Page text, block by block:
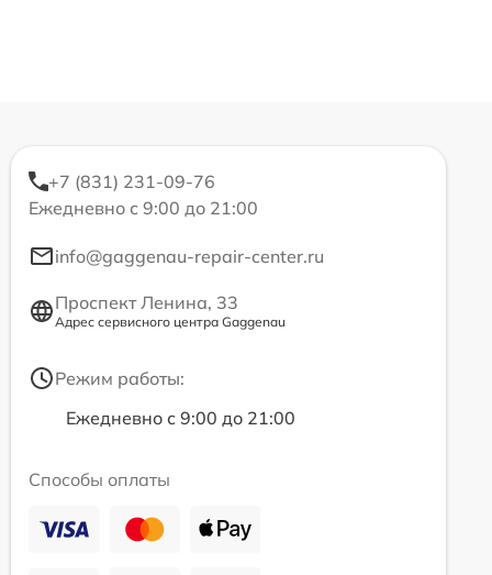
+7 (831) 231-09-76
Ежедневно с 9:00 до 21:00
info@gaggenau-repair-center.ru
Проспект Ленина, 33
Адрес сервисного центра Gaggenau
Режим работы:
Ежедневно с 9:00 до 21:00
Способы оплаты